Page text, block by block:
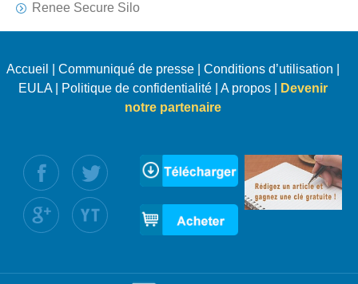
Renee Secure Silo
Accueil Communiqué de presse| Conditions d’utilisation
EULA| Politique de confidentialité| A propos|
Devenir
notre partenaire
nous :